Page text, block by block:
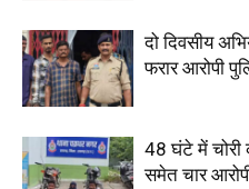
दो दिवसीय
फरार आरोपी
48 घंटे में चोरी
समेत चार